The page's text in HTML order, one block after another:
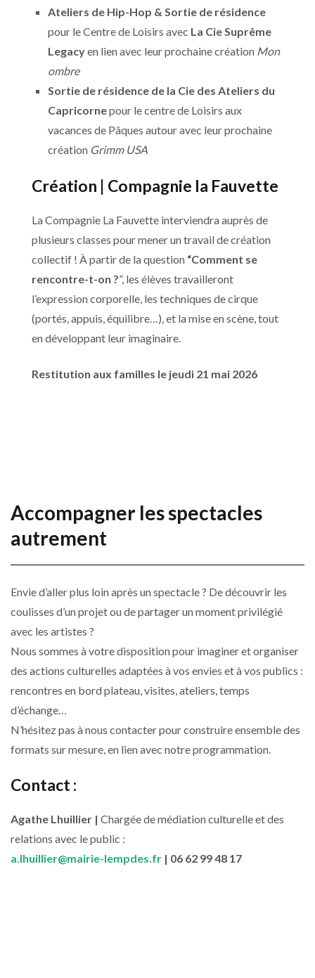
Ateliers de Hip-Hop & Sortie de résidence
pour le Centre de Loisirs avec La Cie Suprême
Legacyen lien avec leur prochaine création Mon
ombre
Sortie de résidence de la Cie des Ateliers du
Capricornepour le centre de Loisirs aux
vacances de Pâques autour avec leur prochaine
création Grimm USA
Création | Compagnie la Fauvette
La Compagnie La Fauvette interviendra auprès de
plusieurs classes pour mener un travail de création
collectif ! À partir de la question “Comment se
rencontre-t-on ?”, les élèves travailleront
l’expression corporelle, les techniques de cirque
(portés, appuis, équilibre…), et la mise en scène, tout
en développant leur imaginaire.
Restitution aux familles le jeudi 21 mai 2026
Accompagner les spectacles
autrement
Envie d’aller plus loin après un spectacle ? De découvrir les
coulisses d’un projet ou de partager un moment privilégié
avec les artistes ?
Nous sommes à votre disposition pour imaginer et organiser
des actions culturelles adaptées à vos envies et à vos publics :
rencontres en bord plateau, visites, ateliers, temps
d’échange…
N’hésitez pas à nous contacter pour construire ensemble des
formats sur mesure, en lien avec notre programmation.
Contact :
Agathe Lhuillier | Chargée de médiation culturelle et des
relations avec le public :
a.lhuillier@mairie-lempdes.fr | 06 62 99 48 17